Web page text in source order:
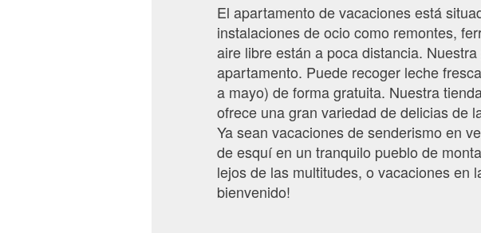
El apartamento de vacaciones está
instalaciones de ocio como remontes,
aire libre están a poca distancia.
apartamento. Puede recoger leche
a mayo) de forma gratuita. Nuestra
ofrece una gran variedad de delicias de
Ya sean vacaciones de senderismo en
de esquí en un tranquilo pueblo de
lejos de las multitudes, o vacaciones en
bienvenido!